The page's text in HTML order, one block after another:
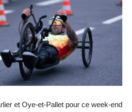
et Oye-et-Pallet pour ce week-end